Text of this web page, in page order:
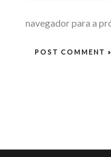
navegador para a